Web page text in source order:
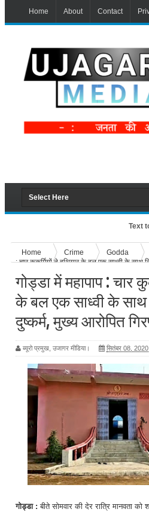
Home About Contact
Home Crime Godda
: चार कुकर्मियों ने हथियार के बल एक साध्वी के साथ
गोड्डा में महापाप : चार
के बल एक साध्वी के साथ
दुष्कर्म, मुख्य आरोपित
ब्यूरो प्रमुख, उजागर मीडिया। सितंबर 08, 2020
गोड्डा : बीते सोमवार की देर रात्रि मानवता को